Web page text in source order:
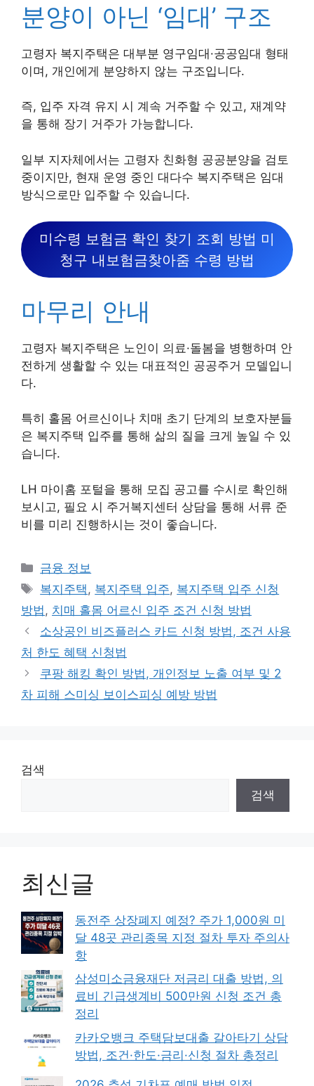
분양이 아닌 ‘임대’ 구조
고령자 복지주택은 대부분 영구임대·공공임대 형태
이며, 개인에게 분양하지 않는 구조입니다.
즉, 입주 자격 유지 시 계속 거주할 수 있고, 재계약
을 통해 장기 거주가 가능합니다.
일부 지자체에서는 고령자 친화형 공공분양을 검토
중이지만, 현재 운영 중인 대다수 복지주택은 임대
방식으로만 입주할 수 있습니다.
미수령 보험금 확인 찾기 조회 방법 미
청구 내보험금찾아줌 수령 방법
마무리 안내
고령자 복지주택은 노인이 의료·돌봄을 병행하며 안
전하게 생활할 수 있는 대표적인 공공주거 모델입니
다.
특히 홀몸 어르신이나 치매 초기 단계의 보호자분들
은 복지주택 입주를 통해 삶의 질을 크게 높일 수 있
습니다.
LH 마이홈 포털을 통해 모집 공고를 수시로 확인해
보시고, 필요 시 주거복지센터 상담을 통해 서류 준
비를 미리 진행하시는 것이 좋습니다.
카
테
고
리
금융 정보
태
그
복지주택 , 복지주택 입주, 복지주택 입주 신청
방법 , 치매 홀몸 어르신 입주 조건 신청 방법
소상공인 비즈플러스 카드 신청 방법, 조건 사용
처 한도 혜택 신청법
쿠팡 해킹 확인 방법, 개인정보 노출 여부 및 2
차 피해 스미싱 보이스피싱 예방 방법
검색
검색
최신글
동전주 상장폐지 예정? 주가 1,000원 미
달 48곳 관리종목 지정 절차 투자 주의사
항
삼성미소금융재단 저금리 대출 방법, 의
료비 긴급생계비 500만원 신청 조건 총
정리
카카오뱅크 주택담보대출 갈아타기 상담
방법, 조건·한도·금리·신청 절차 총정리